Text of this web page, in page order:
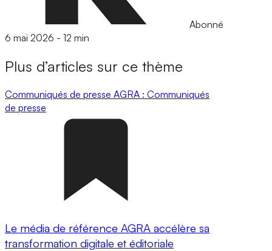
Abonné
6 mai 2026 - 12 min
Plus d’articles sur ce thème
Communiqués de presse AGRA : Communiqués
de presse
Le média de référence AGRA accélère sa
transformation digitale et éditoriale